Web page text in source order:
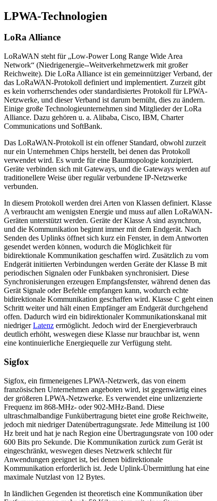
LPWA-Technologien
LoRa Alliance
LoRaWAN steht für „Low-Power Long Range Wide Area
Network“ (Niedrigenergie--Weitverkehrnetzwerk mit großer
Reichweite). Die LoRa Alliance ist ein gemeinnütziger Verband, der
das LoRaWAN-Protokoll definiert und implementiert. Zurzeit gibt
es kein vorherrschendes oder standardisiertes Protokoll für LPWA-
Netzwerke, und dieser Verband ist darum bemüht, dies zu ändern.
Einige große Technologieunternehmen sind Mitglieder der LoRa
Alliance. Dazu gehören u. a. Alibaba, Cisco, IBM, Charter
Communications und SoftBank.
Das LoRaWAN-Protokoll ist ein offener Standard, obwohl zurzeit
nur ein Unternehmen Chips herstellt, bei denen das Protokoll
verwendet wird. Es wurde für eine Baumtopologie konzipiert.
Geräte verbinden sich mit Gateways, und die Gateways werden auf
traditionellere Weise über regulär verbundene IP-Netzwerke
verbunden.
In diesem Protokoll werden drei Arten von Klassen definiert. Klasse
A verbraucht am wenigsten Energie und muss auf allen LoRaWAN-
Geräten unterstützt werden. Geräte der Klasse A sind asynchron,
und die Kommunikation beginnt immer mit dem Endgerät. Nach
Senden des Uplinks öffnet sich kurz ein Fenster, in dem Antworten
gesendet werden können, wodurch die Möglichkeit für
bidirektionale Kommunikation geschaffen wird. Zusätzlich zu vom
Endgerät initiierten Verbindungen werden Geräte der Klasse B mit
periodischen Signalen oder Funkbaken synchronisiert. Diese
Synchronisierungen erzeugen Empfangsfenster, während denen das
Gerät Signale oder Befehle empfangen kann, wodurch echte
bidirektionale Kommunikation geschaffen wird. Klasse C geht einen
Schritt weiter und hält einen Empfänger am Endgerät durchgehend
offen. Dadurch wird ein bidirektionaler Kommunikationskanal mit
niedrigerLatenz ermöglicht. Jedoch wird der Energieverbrauch
deutlich erhöht, weswegen diese Klasse nur brauchbar ist, wenn
eine kontinuierliche Energiequelle zur Verfügung steht.
Sigfox
Sigfox, ein firmeneigenes LPWA-Netzwerk, das von einem
französischen Unternehmen angeboten wird, ist gegenwärtig eines
der größeren LPWA-Netzwerke. Es verwendet eine unlizenzierte
Frequenz im 868-MHz- oder 902-MHz-Band. Diese
ultraschmalbandige Funkübertragung bietet eine große Reichweite,
jedoch mit niedriger Datenübertragungsrate. Jede Mitteilung ist 100
Hz breit und hat je nach Region eine Übertragungsrate von 100 oder
600 Bits pro Sekunde. Die Kommunikation zurück zum Gerät ist
eingeschränkt, weswegen dieses Netzwerk schlecht für
Anwendungen geeignet ist, bei denen bidirektionale
Kommunikation erforderlich ist. Jede Uplink-Übermittlung hat eine
maximale Nutzlast von 12 Bytes.
In ländlichen Gegenden ist theoretisch eine Kommunikation über